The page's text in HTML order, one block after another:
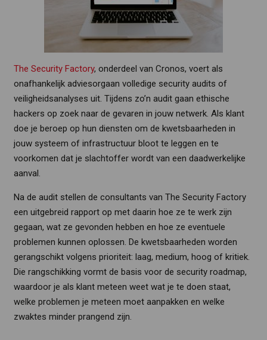
The Security Factory, onderdeel van Cronos, voert als
onafhankelijk adviesorgaan volledige security audits of
veiligheidsanalyses uit. Tijdens zo’n audit gaan ethische
hackers op zoek naar de gevaren in jouw netwerk. Als klant
doe je beroep op hun diensten om de kwetsbaarheden in
jouw systeem of infrastructuur bloot te leggen en te
voorkomen dat je slachtoffer wordt van een daadwerkelijke
aanval.
Na de audit stellen de consultants van The Security Factory
een uitgebreid rapport op met daarin hoe ze te werk zijn
gegaan, wat ze gevonden hebben en hoe ze eventuele
problemen kunnen oplossen. De kwetsbaarheden worden
gerangschikt volgens prioriteit: laag, medium, hoog of kritiek.
Die rangschikking vormt de basis voor de security roadmap,
waardoor je als klant meteen weet wat je te doen staat,
welke problemen je meteen moet aanpakken en welke
zwaktes minder prangend zijn.